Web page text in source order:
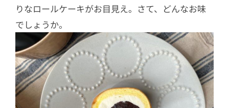
りなロールケーキがお目見え。さて、どんなお味
でしょうか。